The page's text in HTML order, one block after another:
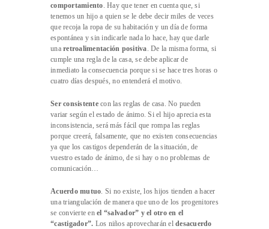
comportamiento. Hay que tener en cuenta que, si
tenemos un hijo a quien se le debe decir miles de veces
que recoja la ropa de su habitación y un día de forma
espontánea y sin indicarle nada lo hace, hay que darle
una retroalimentación positiva. De la misma forma, si
cumple una regla de la casa, se debe aplicar de
inmediato la consecuencia porque si se hace tres horas o
cuatro días después, no entenderá el motivo.
Ser consistentecon las reglas de casa. No pueden
variar según el estado de ánimo. Si el hijo aprecia esta
inconsistencia, será más fácil que rompa las reglas
porque creerá, falsamente, que no existen consecuencias
ya que los castigos dependerán de la situación, de
vuestro estado de ánimo, de si hay o no problemas de
comunicación…
Acuerdo mutuo. Si no existe, los hijos tienden a hacer
una triangulación de manera que uno de los progenitores
se convierte enel “salvador” y el otro en el
“castigador”. Los niños aprovecharán el desacuerdo